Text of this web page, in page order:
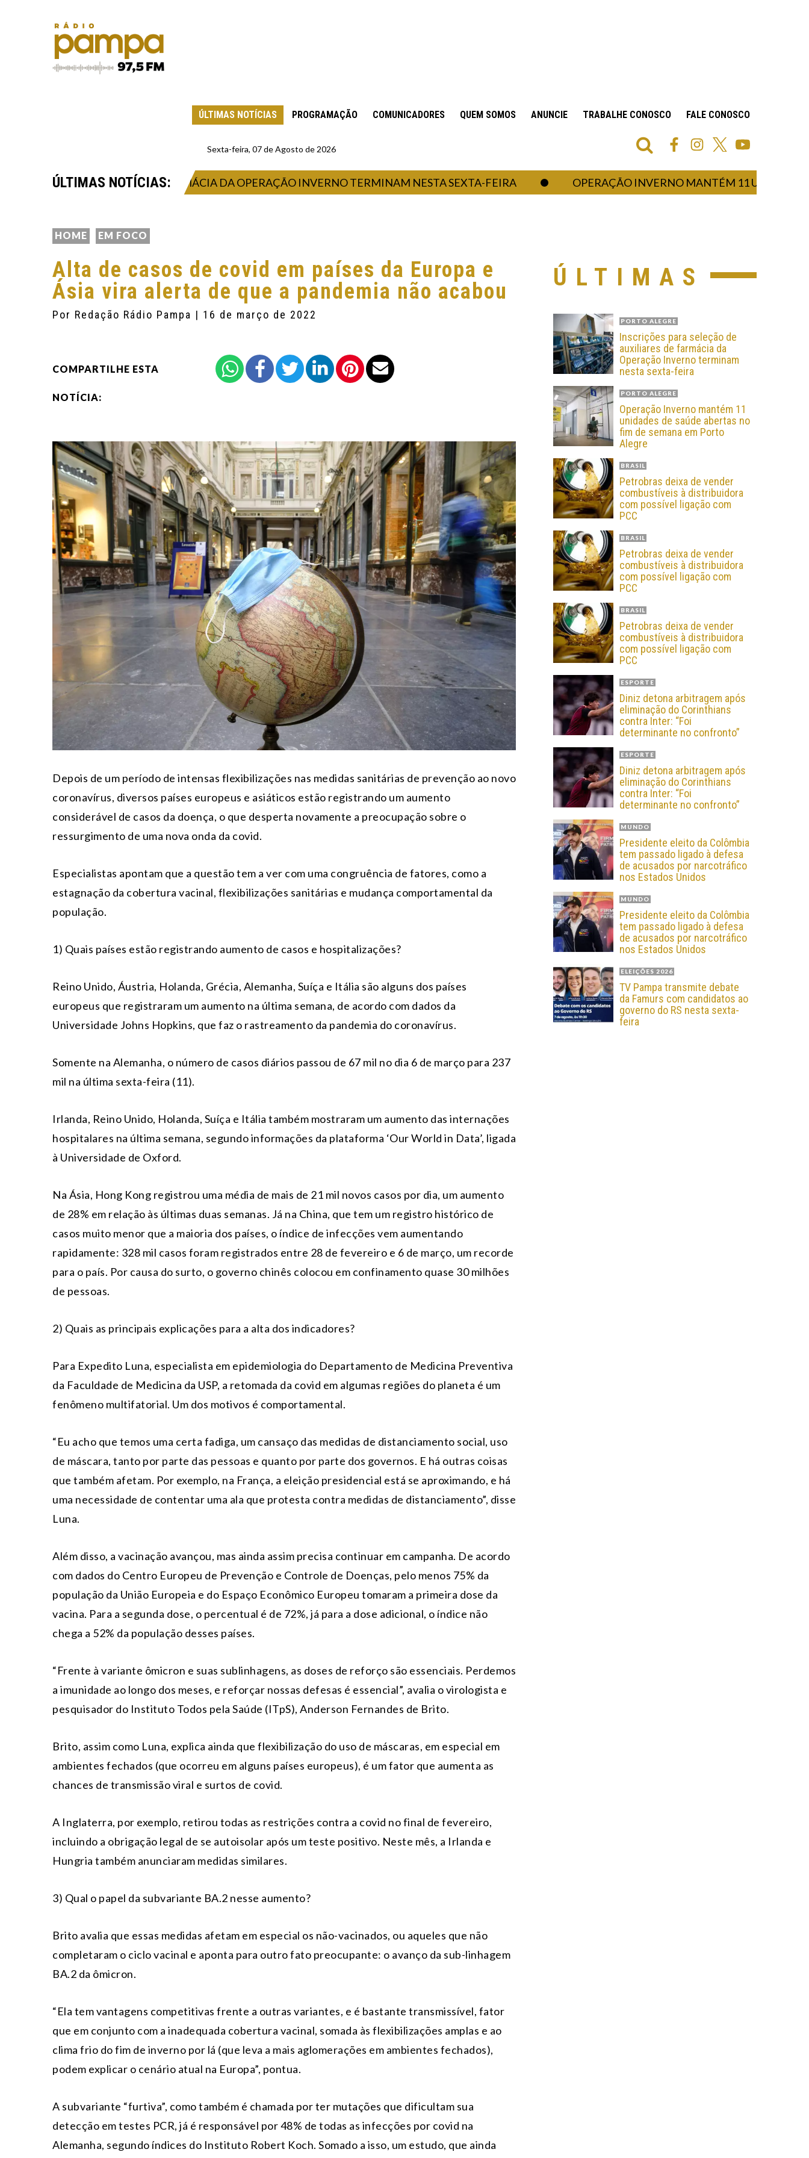
ÚLTIMAS NOTÍCIAS PROGRAMAÇÃO COMUNICADORES QUEM SOMOS ANUNCIE TRABALHE CONOSCO FALE CONOSCO
Sexta-feira, 07 de Agosto de 2026
ÚLTIMAS NOTÍCIAS:
DE AUXILIARES DE FARMÁCIA DA OPERAÇÃO INVERNO TERMINAM NESTA SEXTA-FEIRA OPERAÇÃO INVERNO MANTÉM 11 UNIDADES DE
HOME EM FOCO
Alta de casos de covid em países da Europa e
Ásia vira alerta de que a pandemia não acabou
Por Redação Rádio Pampa | 16 de março de 2022
COMPARTILHE ESTA
NOTÍCIA:
Depois de um período de intensas flexibilizações nas medidas sanitárias de prevenção ao novo
coronavírus, diversos países europeus e asiáticos estão registrando um aumento
considerável de casos da doença, o que desperta novamente a preocupação sobre o
ressurgimento de uma nova onda da covid.
Especialistas apontam que a questão tem a ver com uma congruência de fatores, como a
estagnação da cobertura vacinal, flexibilizações sanitárias e mudança comportamental da
população.
1) Quais países estão registrando aumento de casos e hospitalizações?
Reino Unido, Áustria, Holanda, Grécia, Alemanha, Suíça e Itália são alguns dos países
europeus que registraram um aumento na última semana, de acordo com dados da
Universidade Johns Hopkins, que faz o rastreamento da pandemia do coronavírus.
Somente na Alemanha, o número de casos diários passou de 67 mil no dia 6 de março para 237
mil na última sexta-feira (11).
Irlanda, Reino Unido, Holanda, Suíça e Itália também mostraram um aumento das internações
hospitalares na última semana, segundo informações da plataforma ‘Our World in Data’, ligada
à Universidade de Oxford.
Na Ásia, Hong Kong registrou uma média de mais de 21 mil novos casos por dia, um aumento
de 28% em relação às últimas duas semanas. Já na China, que tem um registro histórico de
casos muito menor que a maioria dos países, o índice de infecções vem aumentando
rapidamente: 328 mil casos foram registrados entre 28 de fevereiro e 6 de março, um recorde
para o país. Por causa do surto, o governo chinês colocou em confinamento quase 30 milhões
de pessoas.
2) Quais as principais explicações para a alta dos indicadores?
Para Expedito Luna, especialista em epidemiologia do Departamento de Medicina Preventiva
da Faculdade de Medicina da USP, a retomada da covid em algumas regiões do planeta é um
fenômeno multifatorial. Um dos motivos é comportamental.
“Eu acho que temos uma certa fadiga, um cansaço das medidas de distanciamento social, uso
de máscara, tanto por parte das pessoas e quanto por parte dos governos. E há outras coisas
que também afetam. Por exemplo, na França, a eleição presidencial está se aproximando, e há
uma necessidade de contentar uma ala que protesta contra medidas de distanciamento”, disse
Luna.
Além disso, a vacinação avançou, mas ainda assim precisa continuar em campanha. De acordo
com dados do Centro Europeu de Prevenção e Controle de Doenças, pelo menos 75% da
população da União Europeia e do Espaço Econômico Europeu tomaram a primeira dose da
vacina. Para a segunda dose, o percentual é de 72%, já para a dose adicional, o índice não
chega a 52% da população desses países.
“Frente à variante ômicron e suas sublinhagens, as doses de reforço são essenciais. Perdemos
a imunidade ao longo dos meses, e reforçar nossas defesas é essencial”, avalia o virologista e
pesquisador do Instituto Todos pela Saúde (ITpS), Anderson Fernandes de Brito.
Brito, assim como Luna, explica ainda que flexibilização do uso de máscaras, em especial em
ambientes fechados (que ocorreu em alguns países europeus), é um fator que aumenta as
chances de transmissão viral e surtos de covid.
A Inglaterra, por exemplo, retirou todas as restrições contra a covid no final de fevereiro,
incluindo a obrigação legal de se autoisolar após um teste positivo. Neste mês, a Irlanda e
Hungria também anunciaram medidas similares.
3) Qual o papel da subvariante BA.2 nesse aumento?
Brito avalia que essas medidas afetam em especial os não-vacinados, ou aqueles que não
completaram o ciclo vacinal e aponta para outro fato preocupante: o avanço da sub-linhagem
BA.2 da ômicron.
“Ela tem vantagens competitivas frente a outras variantes, e é bastante transmissível, fator
que em conjunto com a inadequada cobertura vacinal, somada às flexibilizações amplas e ao
clima frio do fim de inverno por lá (que leva a mais aglomerações em ambientes fechados),
podem explicar o cenário atual na Europa”, pontua.
A subvariante “furtiva”, como também é chamada por ter mutações que dificultam sua
detecção em testes PCR, já é responsável por 48% de todas as infecções por covid na
Alemanha, segundo índices do Instituto Robert Koch. Somado a isso, um estudo, que ainda
ÚLTIMAS
PORTO ALEGRE
Inscrições para seleção de
auxiliares de farmácia da
Operação Inverno terminam
nesta sexta-feira
PORTO ALEGRE
Operação Inverno mantém 11
unidades de saúde abertas no
fim de semana em Porto
Alegre
BRASIL
Petrobras deixa de vender
combustíveis à distribuidora
com possível ligação com
PCC
BRASIL
Petrobras deixa de vender
combustíveis à distribuidora
com possível ligação com
PCC
BRASIL
Petrobras deixa de vender
combustíveis à distribuidora
com possível ligação com
PCC
ESPORTE
Diniz detona arbitragem após
eliminação do Corinthians
contra Inter: “Foi
determinante no confronto”
ESPORTE
Diniz detona arbitragem após
eliminação do Corinthians
contra Inter: “Foi
determinante no confronto”
MUNDO
Presidente eleito da Colômbia
tem passado ligado à defesa
de acusados por narcotráfico
nos Estados Unidos
MUNDO
Presidente eleito da Colômbia
tem passado ligado à defesa
de acusados por narcotráfico
nos Estados Unidos
ELEIÇÕES 2026
TV Pampa transmite debate
da Famurs com candidatos ao
governo do RS nesta sexta-
feira